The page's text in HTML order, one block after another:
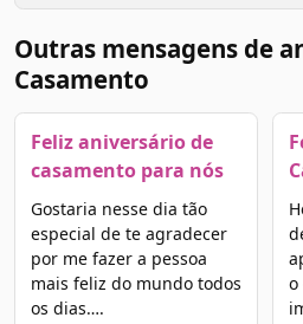
Outras mensagens de
Casamento
Feliz aniversário de
casamento para nós
Gostaria nesse dia tão
especial de te agradecer
por me fazer a pessoa
mais feliz do mundo todos
os dias….
o